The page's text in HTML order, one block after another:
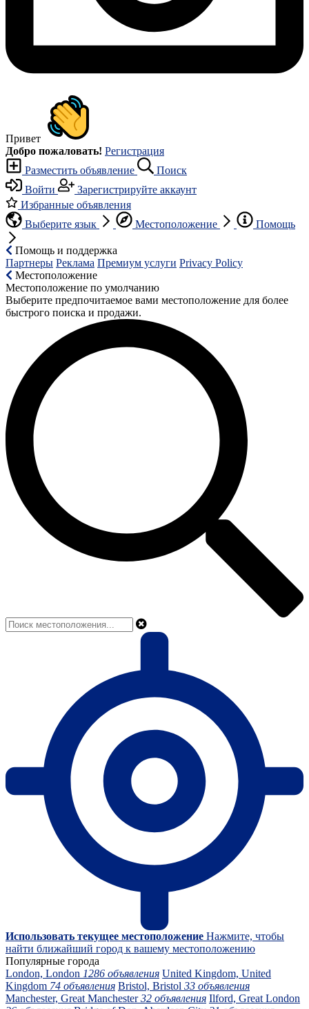
Привет
Добро пожаловать! Регистрация
Разместить объявление
Поиск
Войти
Зарегистрируйте аккаунт
Избранные объявления
Выберите язык
Местоположение Помощь
Помощь и поддержка
Партнеры Реклама Премиум услуги Privacy Policy
Местоположение
Местоположение по умолчанию
Выберите предпочитаемое вами местоположение для более
быстрого поиска и продажи.
Использовать текущее местоположение Нажмите, чтобы
найти ближайший город к вашему местоположению
Популярные города
London, London 1286 объявления United Kingdom, United
Kingdom 74 объявления Bristol, Bristol 33 объявления
Manchester, Great Manchester32 объявления Ilford, Great London